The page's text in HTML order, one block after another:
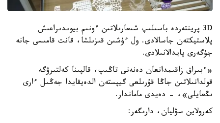
3D پرينتەردە باسىلىپ شىعارىلاتىن ءونىم بيوىدىراعىش
پلاستيكتەن جاسالادى. ول ءۇشىن قىزىلشا، قانت قامىسى جانە
جۇگەرى پايدالانىلادى.
«ءبىراق زاقىمدانعان دەنەنى تاڭىپ، قالپىنا كەلتىرۋگە
قولدانىلاتىن جاڭا قۇرىلعى گيپستەن الدەيقايدا جەڭىل ءارى
ىڭعايلى»، - دەيدى ماماندار.
كەرولاين سۋليان، دارىگەر: